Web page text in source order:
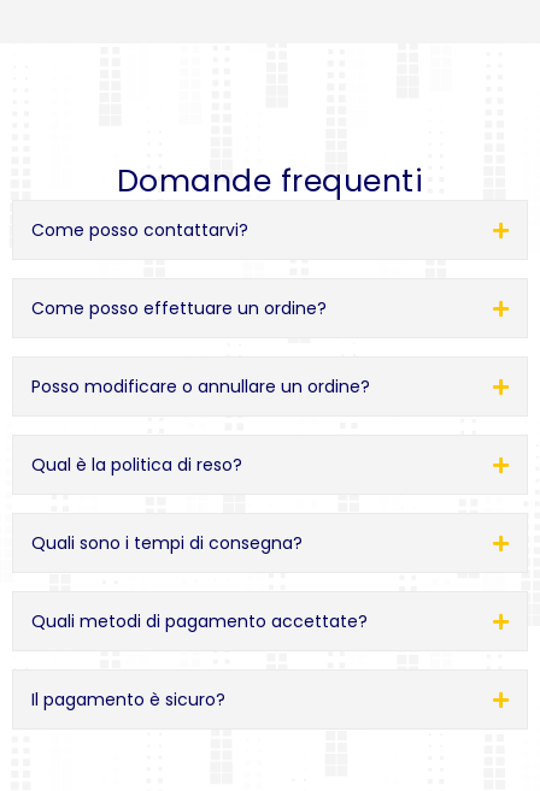
Domande frequenti
Come posso contattarvi?
Come posso effettuare un ordine?
Posso modificare o annullare un ordine?
Qual è la politica di reso?
Quali sono i tempi di consegna?
Quali metodi di pagamento accettate?
Il pagamento è sicuro?